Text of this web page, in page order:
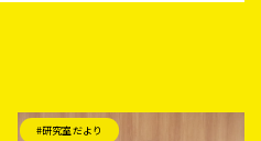
#研究室だより